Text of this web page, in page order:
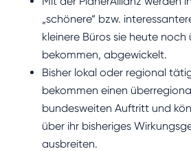
„schönere“ bzw.
kleinere Büros sie heute
bekommen, abgewickelt.
Bisher lokal oder regional
bekommen einen
bundesweiten Auftritt und
über ihr bisheriges
ausbreiten.